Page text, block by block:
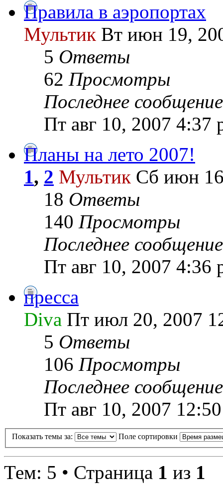
Правила в аэропортах
Мультик Вт июн 19,
5 Ответы
62 Просмотры
Последнее сообщение
Пт авг 10, 2007 4:37
Планы на лето 2007!
1, 2 Мультик Сб июн
18 Ответы
140 Просмотры
Последнее сообщение
Пт авг 10, 2007 4:36
пресса
Diva Пт июл 20, 2007
5 Ответы
106 Просмотры
Последнее сообщение
Пт авг 10, 2007
Показать темы за: Поле сортировки
Тем: 5 • Страница 1 из 1